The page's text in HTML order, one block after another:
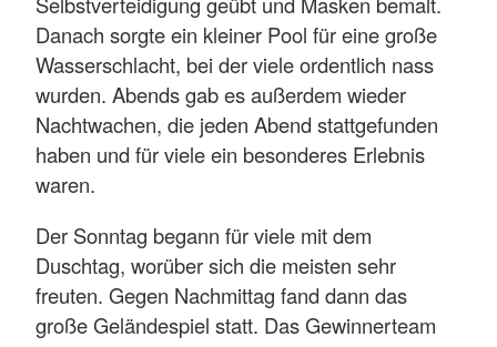
Danach sorgte ein kleiner Pool für eine große
Wasserschlacht, bei der viele ordentlich nass
wurden. Abends gab es außerdem wieder
Nachtwachen, die jeden Abend stattgefunden
haben und für viele ein besonderes Erlebnis
waren.
Der Sonntag begann für viele mit dem
Duschtag, worüber sich die meisten sehr
freuten. Gegen Nachmittag fand dann das
große Geländespiel statt. Das Gewinnerteam